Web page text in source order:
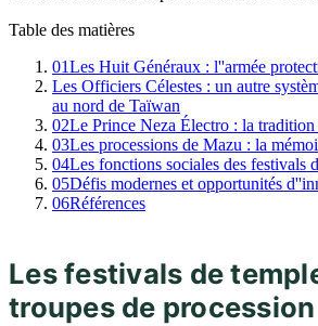
Table des matières
01Les Huit Généraux : l''armée
Les Officiers Célestes : un autre
au nord de Taïwan
02Le Prince Neza Électro : la
03Les processions de Mazu : la
04Les fonctions sociales des festivals
05Défis modernes et opportunités
06Références
Les festivals de
troupes de